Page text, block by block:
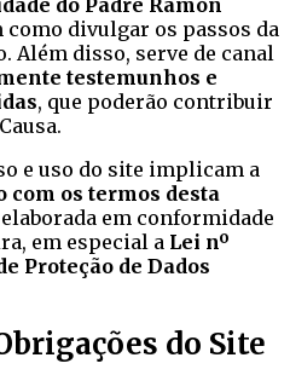
como divulgar os passos da
Além disso, serve de canal
testemunhos e
, que poderão contribuir
e uso do site implicam a
com os termos desta
elaborada em conformidade
em especial a Lei nº
Proteção de Dados
do Site